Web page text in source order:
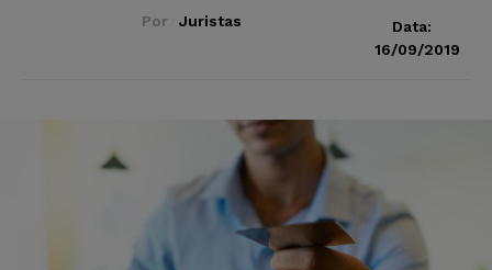
Por Juristas
Data:
16/09/2019